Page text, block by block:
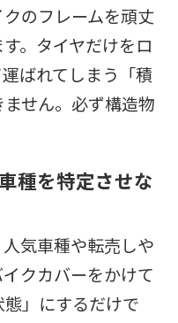
のフレームを頑丈
。タイヤだけをロ
ばれてしまう「積
せん。必ず構造物
種を特定させな
気車種や転売しや
クカバーをかけて
態」にするだけで